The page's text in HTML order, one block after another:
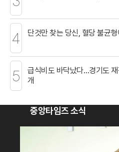
4 단것만 찾는 당신, 혈당 불균
5
급식비도 바닥났다…경기도
개
중앙타임즈 소식